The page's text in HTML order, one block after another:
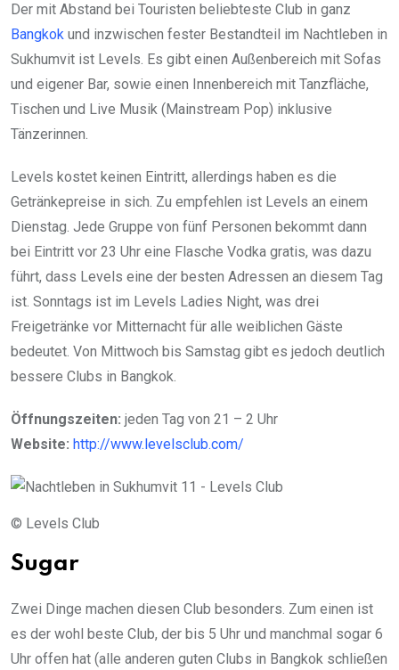
Der mit Abstand bei Touristen beliebteste Club in ganz
Bangkok und inzwischen fester Bestandteil im Nachtleben in
Sukhumvit ist Levels. Es gibt einen Außenbereich mit Sofas
und eigener Bar, sowie einen Innenbereich mit Tanzfläche,
Tischen und Live Musik (Mainstream Pop) inklusive
Tänzerinnen.
Levels kostet keinen Eintritt, allerdings haben es die
Getränkepreise in sich. Zu empfehlen ist Levels an einem
Dienstag. Jede Gruppe von fünf Personen bekommt dann
bei Eintritt vor 23 Uhr eine Flasche Vodka gratis, was dazu
führt, dass Levels eine der besten Adressen an diesem Tag
ist. Sonntags ist im Levels Ladies Night, was drei
Freigetränke vor Mitternacht für alle weiblichen Gäste
bedeutet. Von Mittwoch bis Samstag gibt es jedoch deutlich
bessere Clubs in Bangkok.
Öffnungszeiten: jeden Tag von 21 – 2 Uhr
Website: http://www.levelsclub.com/
© Levels Club
Sugar
Zwei Dinge machen diesen Club besonders. Zum einen ist
es der wohl beste Club, der bis 5 Uhr und manchmal sogar 6
Uhr offen hat (alle anderen guten Clubs in Bangkok schließen